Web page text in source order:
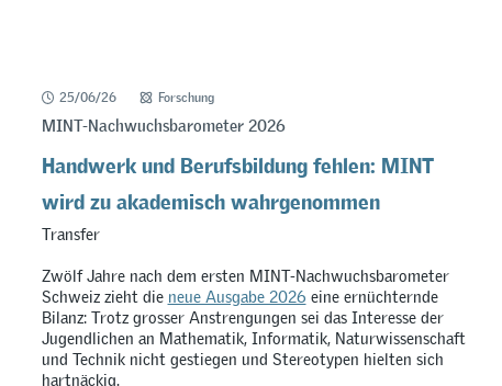
25/06/26 Forschung
MINT-Nachwuchsbarometer 2026
Handwerk und Berufsbildung fehlen: MINT
wird zu akademisch wahrgenommen
Transfer
Zwölf Jahre nach dem ersten MINT-Nachwuchsbarometer
Schweiz zieht die neue Ausgabe 2026 eine ernüchternde
Bilanz: Trotz grosser Anstrengungen sei das Interesse der
Jugendlichen an Mathematik, Informatik, Naturwissenschaft
und Technik nicht gestiegen und Stereotypen hielten sich
hartnäckig.